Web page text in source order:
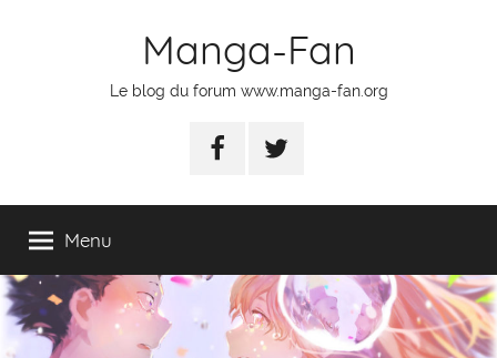
Manga-Fan
Le blog du forum www.manga-fan.org
FacebookTwitter
Menu